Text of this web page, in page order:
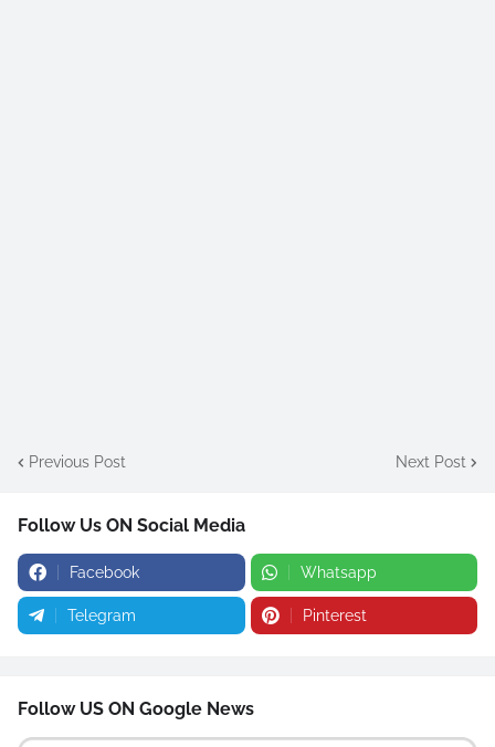
Previous Post Next Post
Follow Us ON Social Media
Facebook Whatsapp
Telegram Pinterest
Follow US ON Google News